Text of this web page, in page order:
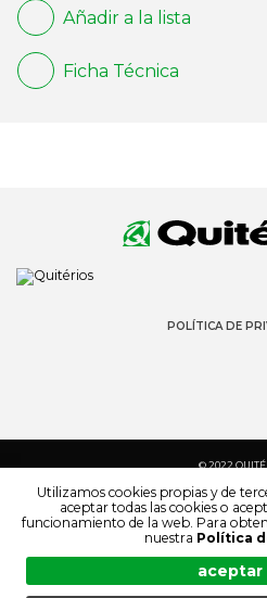
Añadir a la lista
Ficha Técnica
POLÍTICA DE
© 2022
Utilizamos cookies propias y de
aceptar todas las cookies o
funcionamiento de la web. Para
nuestra Política